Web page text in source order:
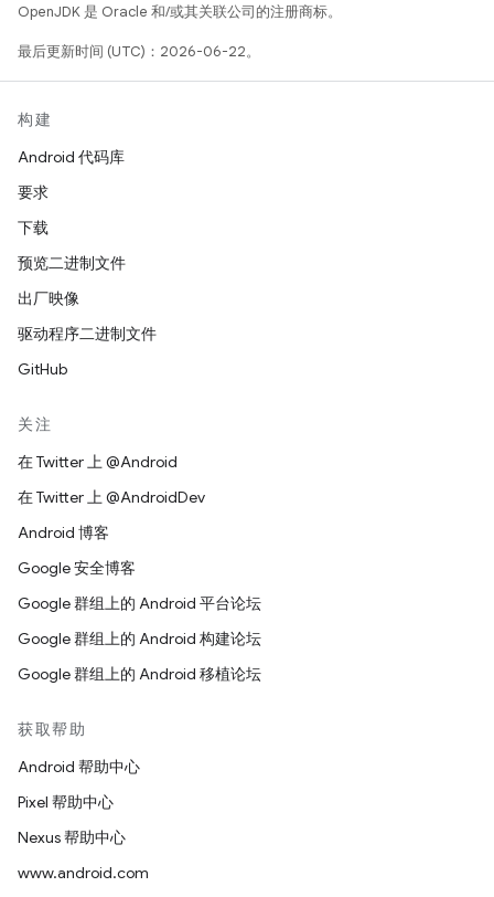
OpenJDK 是 Oracle 和/或其关联公司的注册商标。
最后更新时间 (UTC)：2026-06-22。
构建
Android 代码库
要求
下载
预览二进制文件
出厂映像
驱动程序二进制文件
GitHub
关注
在 Twitter 上 @Android
在 Twitter 上 @AndroidDev
Android 博客
Google 安全博客
Google 群组上的 Android 平台论坛
Google 群组上的 Android 构建论坛
Google 群组上的 Android 移植论坛
获取帮助
Android 帮助中心
Pixel 帮助中心
Nexus 帮助中心
www.android.com